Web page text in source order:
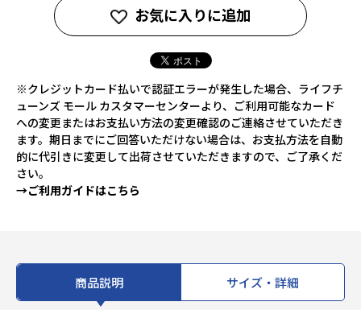
お気に入りに追加
※クレジットカード払いで認証エラーが発生した場合、ライフチ
ューンズ モール カスタマーセンターより、ご利用可能なカード
への変更またはお支払い方法の変更確認のご連絡させていただき
ます。期日までにご回答いただけない場合は、お支払方法を自動
的に代引きに変更して出荷させていただきますので、ご了承くだ
さい。
→ご利用ガイドはこちら
商品説明 サイズ・詳細